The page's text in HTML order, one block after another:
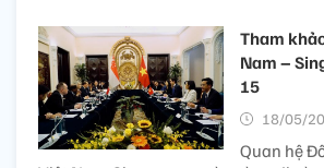
Tham
Nam –
15
18/05/
Quan hệ